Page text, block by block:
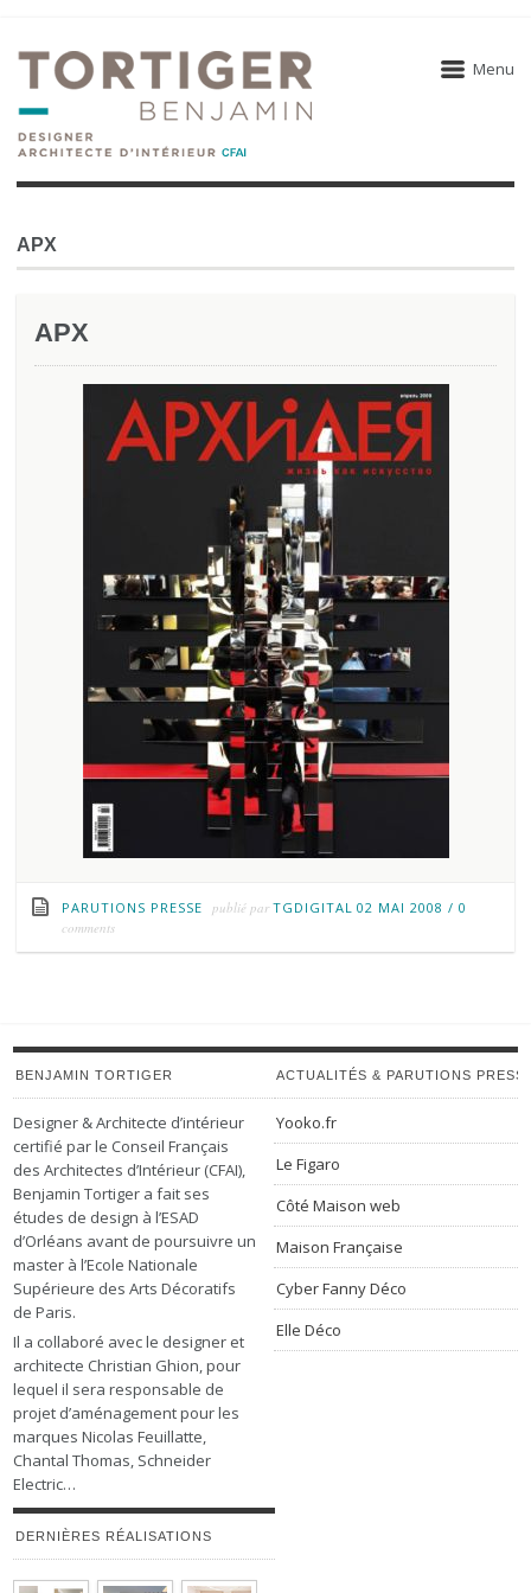
Menu
APX
APX
PARUTIONS PRESSE publié par TGDIGITAL 02 MAI 2008 / 0
comments
BENJAMIN TORTIGER
Designer & Architecte d’intérieur
certifié par le Conseil Français
des Architectes d’Intérieur (CFAI),
Benjamin Tortiger a fait ses
études de design à l’ESAD
d’Orléans avant de poursuivre un
master à l’Ecole Nationale
Supérieure des Arts Décoratifs
de Paris.
Il a collaboré avec le designer et
architecte Christian Ghion, pour
lequel il sera responsable de
projet d’aménagement pour les
marques Nicolas Feuillatte,
Chantal Thomas, Schneider
Electric…
ACTUALITÉS & PARUTIONS
Yooko.fr
Le Figaro
Côté Maison web
Maison Française
Cyber Fanny Déco
Elle Déco
DERNIÈRES RÉALISATIONS